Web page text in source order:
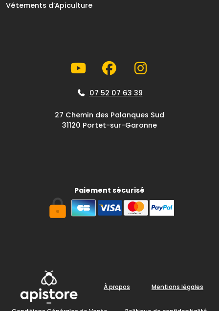
Vêtements d’Apiculture
07 52 07 63 39
27 Chemin des Palanques Sud
31120 Portet-sur-Garonne
Paiement sécurisé
À propos Mentions légales